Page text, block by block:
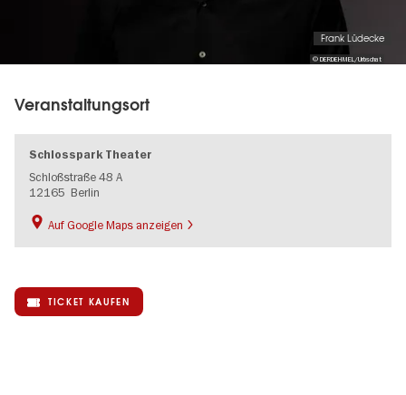
© DERDEHMEL/Urbschat
Frank Lüdecke
Veranstaltungsort
Schlosspark Theater
Schloßstraße 48 A
12165 Berlin
Auf Google Maps anzeigen
TICKET KAUFEN